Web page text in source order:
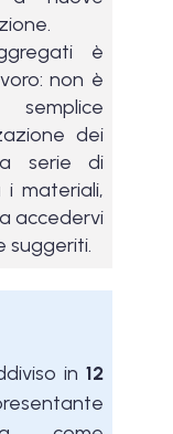
è
non è
dei
serie di
i materiali,
accedervi
suggeriti.
in 12